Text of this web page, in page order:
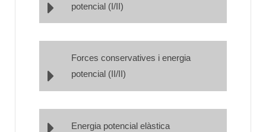
potencial (I/II)
Forces conservatives i energia
potencial (II/II)
Energia potencial elàstica